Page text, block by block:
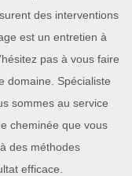
des interventions
est un entretien à
pas à vous faire
domaine. Spécialiste
sommes au service
cheminée que vous
des méthodes
efficace.